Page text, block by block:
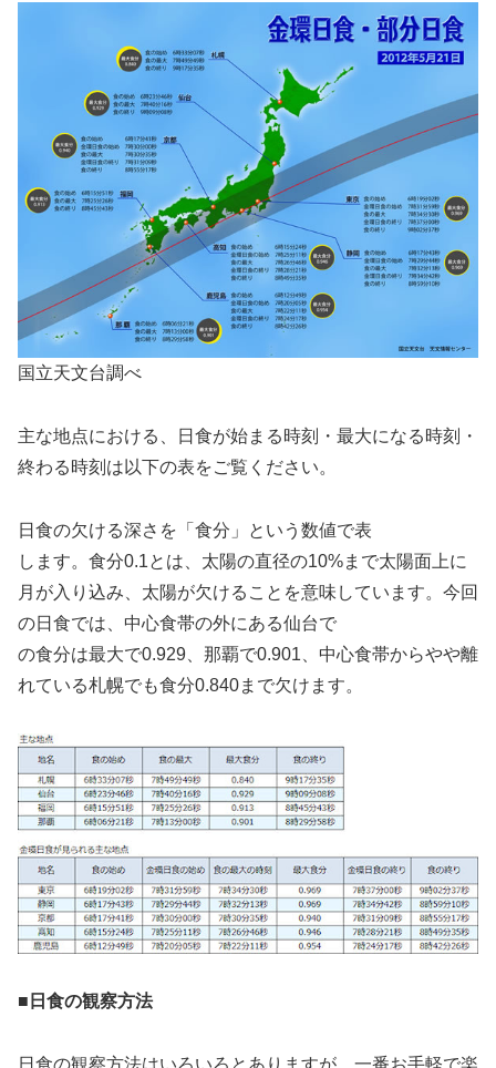
国立天文台調べ
主な地点における、日食が始まる時刻・最大になる時刻・
終わる時刻は以下の表をご覧ください。
日食の欠ける深さを「食分」という数値で表
します。食分0.1とは、太陽の直径の10%まで太陽面上に
月が入り込み、太陽が欠けることを意味しています。今回
の日食では、中心食帯の外にある仙台で
の食分は最大で0.929、那覇で0.901、中心食帯からやや離
れている札幌でも食分0.840まで欠けます。
■日食の観察方法
日食の観察方法はいろいろとありますが、一番お手軽で楽